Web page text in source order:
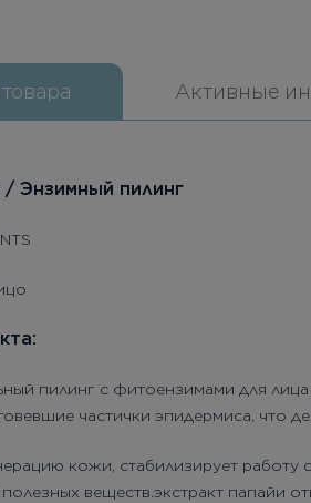
Активные
/ Энзимный пилинг
пилинг с фитоензимами для
частички эпидермиса, что
кожи, стабилизирует работу
веществ.экстракт папайи